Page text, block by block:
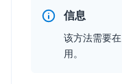
信息
该方法需要在
用。